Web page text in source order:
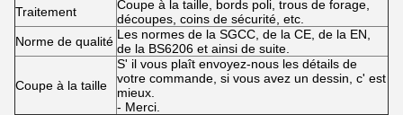
Traitement
Coupe à la taille, bords poli, trous de forage,
découpes, coins de sécurité, etc.
Norme de qualité Les normes de la SGCC, de la CE, de la EN,
de la BS6206 et ainsi de suite.
Coupe à la taille
S' il vous plaît envoyez-nous les détails de
votre commande, si vous avez un dessin, c' est
mieux.
- Merci.